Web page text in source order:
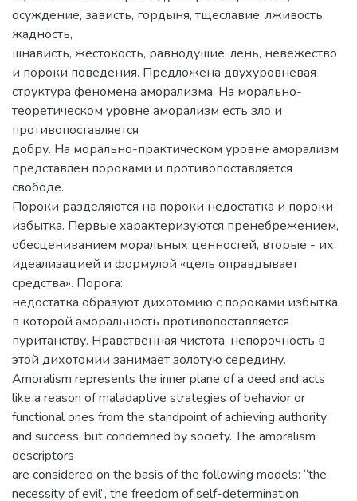
осуждение, зависть, гордыня, тщеславие, лживость,
жадность,
шнависть, жестокость, равнодушие, лень, невежество
и пороки поведения. Предложена двухуровневая
структура феномена аморализма. На морально-
теоретическом уровне аморализм есть зло и
противопоставляется
добру. На морально-практическом уровне аморализм
представлен пороками и противопоставляется
свободе.
Пороки разделяются на пороки недостатка и пороки
избытка. Первые характеризуются пренебрежением,
обесцениванием моральных ценностей, вторые - их
идеализацией и формулой «цель оправдывает
средства». Порога:
недостатка образуют дихотомию с пороками избытка,
в которой аморальность противопоставляется
пуританству. Нравственная чистота, непорочность в
этой дихотомии занимает золотую середину.
Amoralism represents the inner plane of a deed and acts
like a reason of maladaptive strategies of behavior or
functional ones from the standpoint of achieving authority
and success, but condemned by society. The amoralism
descriptors
are considered on the basis of the following models: “the
necessity of evil”, the freedom of self-determination,